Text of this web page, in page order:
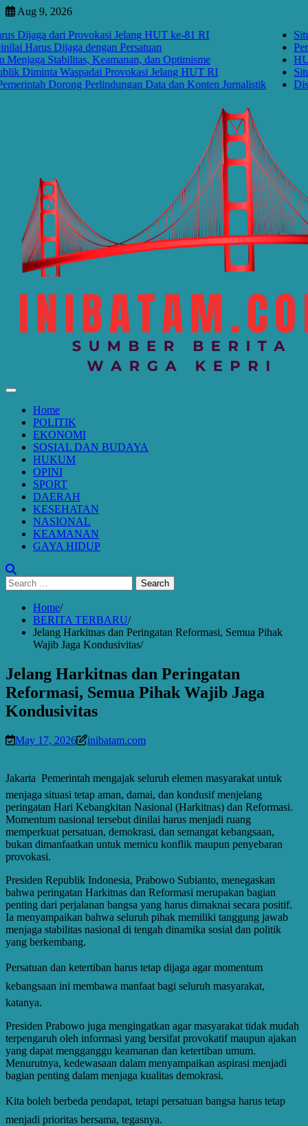
Skip
content
Aug 9, 2026
dari Provokasi Jelang HUT ke-81 RI
Dijaga dengan Persatuan
Stabilitas, Keamanan, dan Optimisme
Waspadai Provokasi Jelang HUT RI
Dorong Perlindungan Data dan Konten Jurnalistik
Situasi
HUT RI
Situasi
Disrupsi
Home
POLITIK
EKONOMI
SOSIAL DAN BUDAYA
HUKUM
OPINI
SPORT
DAERAH
KESEHATAN
NASIONAL
KEAMANAN
GAYA HIDUP
Search
for:
Home
BERITA TERBARU
Jelang Harkitnas dan Peringatan Reformasi, Semua Pihak
Wajib Jaga Kondusivitas
Jelang Harkitnas dan Peringatan
Reformasi, Semua Pihak Wajib Jaga
Kondusivitas
May 17, 2026 inibatam.com
Jakarta  Pemerintah mengajak seluruh elemen masyarakat untuk
menjaga situasi tetap aman, damai, dan kondusif menjelang
peringatan Hari Kebangkitan Nasional (Harkitnas) dan Reformasi.
Momentum nasional tersebut dinilai harus menjadi ruang
memperkuat persatuan, demokrasi, dan semangat kebangsaan,
bukan dimanfaatkan untuk memicu konflik maupun penyebaran
provokasi.
Presiden Republik Indonesia, Prabowo Subianto, menegaskan
bahwa peringatan Harkitnas dan Reformasi merupakan bagian
penting dari perjalanan bangsa yang harus dimaknai secara positif.
Ia menyampaikan bahwa seluruh pihak memiliki tanggung jawab
menjaga stabilitas nasional di tengah dinamika sosial dan politik
yang berkembang.
Persatuan dan ketertiban harus tetap dijaga agar momentum
kebangsaan ini membawa manfaat bagi seluruh masyarakat,
katanya.
Presiden Prabowo juga mengingatkan agar masyarakat tidak mudah
terpengaruh oleh informasi yang bersifat provokatif maupun ajakan
yang dapat mengganggu keamanan dan ketertiban umum.
Menurutnya, kedewasaan dalam menyampaikan aspirasi menjadi
bagian penting dalam menjaga kualitas demokrasi.
Kita boleh berbeda pendapat, tetapi persatuan bangsa harus tetap
menjadi prioritas bersama, tegasnya.